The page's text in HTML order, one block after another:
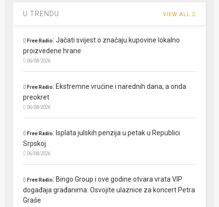
U TRENDU VIEW ALL
Free Radio:Jačati svijest o značaju kupovine lokalno
proizvedene hrane
06/08/2026
Free Radio: Ekstremne vrućine i narednih dana, a onda
preokret
06/08/2026
Free Radio: Isplata julskih penzija u petak u Republici
Srpskoj
06/08/2026
Free Radio: Bingo Group i ove godine otvara vrata VIP
događaja građanima: Osvojite ulaznice za koncert Petra
Graše